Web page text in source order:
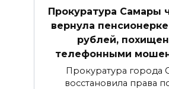
Прокуратура Самары
вернула
рублей,
телефонными
Прокуратура города
восстановила права